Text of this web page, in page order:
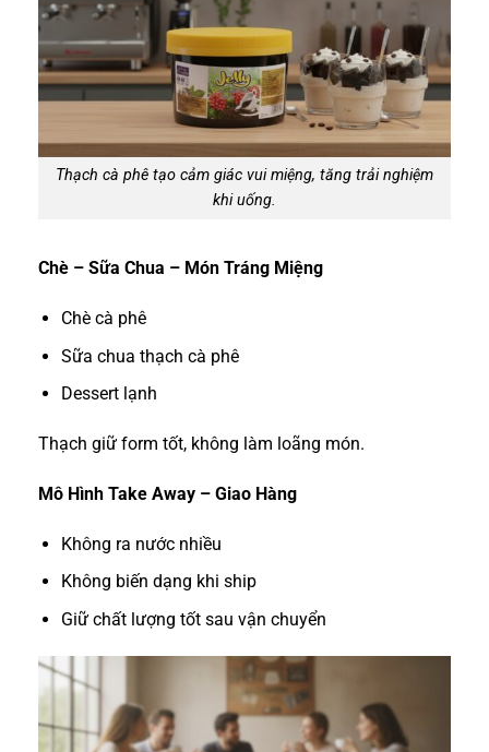
Thạch cà phê tạo cảm giác vui miệng, tăng trải nghiệm
khi uống.
Chè – Sữa Chua – Món Tráng Miệng
Chè cà phê
Sữa chua thạch cà phê
Dessert lạnh
Thạch giữ form tốt, không làm loãng món.
Mô Hình Take Away – Giao Hàng
Không ra nước nhiều
Không biến dạng khi ship
Giữ chất lượng tốt sau vận chuyển